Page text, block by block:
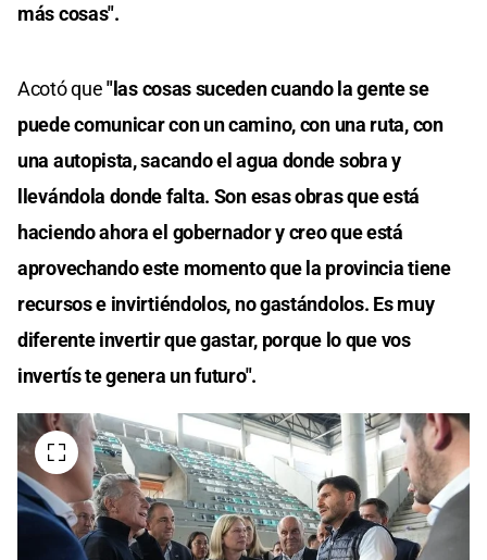
más cosas".
Acotó que"las cosas suceden cuando la gente se
puede comunicar con un camino, con una ruta, con
una autopista, sacando el agua donde sobra y
llevándola donde falta. Son esas obras que está
haciendo ahora el gobernador y creo que está
aprovechando este momento que la provincia tiene
recursos e invirtiéndolos, no gastándolos. Es muy
diferente invertir que gastar, porque lo que vos
invertís te genera un futuro".